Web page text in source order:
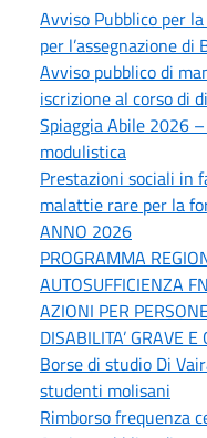
Avviso Pubblico per
per l’assegnazione di
Avviso pubblico di
iscrizione al corso di
Spiaggia Abile 2026
modulistica
Prestazioni sociali in
malattie rare per la
ANNO 2026
PROGRAMMA
AUTOSUFFICIENZA
AZIONI PER
DISABILITA’ GRAVE
Borse di studio Di
studenti molisani
Rimborso frequenza